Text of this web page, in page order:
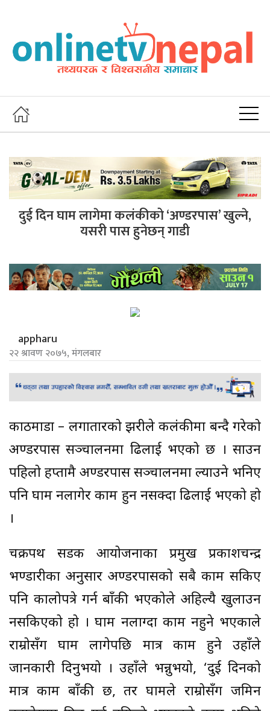
दुई दिन घाम लागेमा कलंकीको ‘अण्डरपास’ खुल्ने,
यसरी पास हुनेछन् गाडी
appharu
२२ श्रावण २०७५, मंगलबार
काठमाडौं – लगातारको झरीले कलंकीमा बन्दै गरेको
अण्डरपास सञ्चालनमा ढिलाई भएको छ । साउन
पहिलो हप्तामै अण्डरपास सञ्चालनमा ल्याउने भनिए
पनि घाम नलागेर काम हुन नसक्दा ढिलाई भएको हो
।
चक्रपथ सडक आयोजनाका प्रमुख प्रकाशचन्द्र
भण्डारीका अनुसार अण्डरपासको सबै काम सकिए
पनि कालोपत्रे गर्न बाँकी भएकोले अहिल्यै खुलाउन
नसकिएको हो । घाम नलाग्दा काम नहुने भएकाले
राम्रोसँग घाम लागेपछि मात्र काम हुने उहाँले
जानकारी दिनुभयो । उहाँले भन्नुभयो, ‘दुई दिनको
मात्र काम बाँकी छ, तर घामले राम्रोसँग जमिन